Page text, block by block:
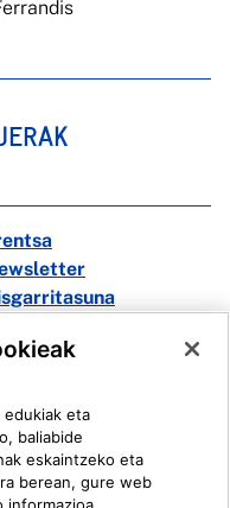
eta
baliabide
eskaintzeko eta
berean, gure web